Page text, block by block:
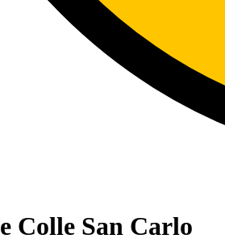
Colle San Carlo